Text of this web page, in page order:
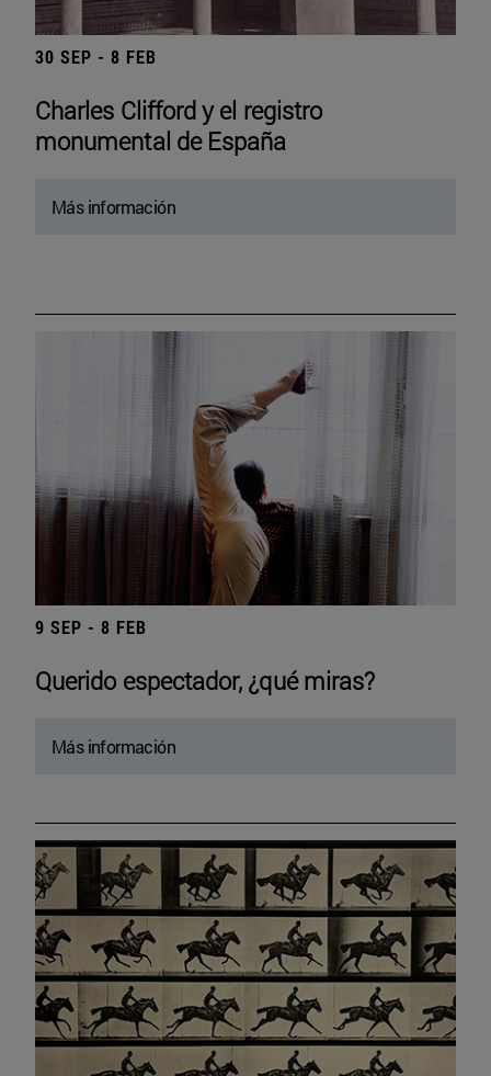
30 SEP - 8 FEB
Charles Clifford y el registro
monumental de España
Más información
9 SEP - 8 FEB
Querido espectador, ¿qué miras?
Más información